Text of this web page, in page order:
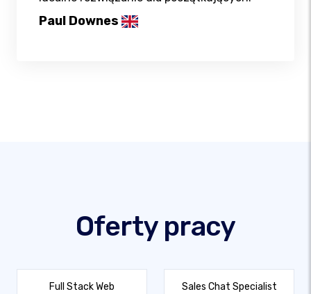
Paul Downes
Oferty pracy
Full Stack Web
Sales Chat Specialist